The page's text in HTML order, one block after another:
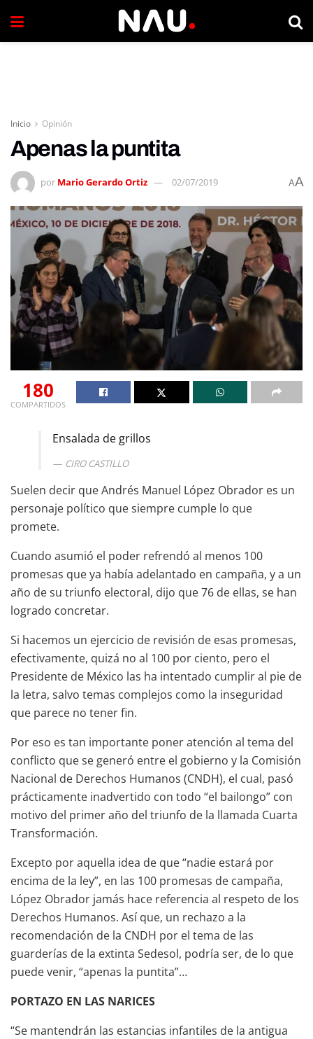
Inicio Opinión
Apenas la puntita
por Mario Gerardo Ortiz 02/07/2019 AA
180
COMPARTIDOS
Ensalada de grillos
CIRO CASTILLO
Suelen decir que Andrés Manuel López Obrador es un
personaje político que siempre cumple lo que
promete.
Cuando asumió el poder refrendó al menos 100
promesas que ya había adelantado en campaña, y a un
año de su triunfo electoral, dijo que 76 de ellas, se han
logrado concretar.
Si hacemos un ejercicio de revisión de esas promesas,
efectivamente, quizá no al 100 por ciento, pero el
Presidente de México las ha intentado cumplir al pie de
la letra, salvo temas complejos como la inseguridad
que parece no tener fin.
Por eso es tan importante poner atención al tema del
conflicto que se generó entre el gobierno y la Comisión
Nacional de Derechos Humanos (CNDH), el cual, pasó
prácticamente inadvertido con todo “el bailongo” con
motivo del primer año del triunfo de la llamada Cuarta
Transformación.
Excepto por aquella idea de que “nadie estará por
encima de la ley”, en las 100 promesas de campaña,
López Obrador jamás hace referencia al respeto de los
Derechos Humanos. Así que, un rechazo a la
recomendación de la CNDH por el tema de las
guarderías de la extinta Sedesol, podría ser, de lo que
puede venir, “apenas la puntita”…
PORTAZO EN LAS NARICES
“Se mantendrán las estancias infantiles de la antigua